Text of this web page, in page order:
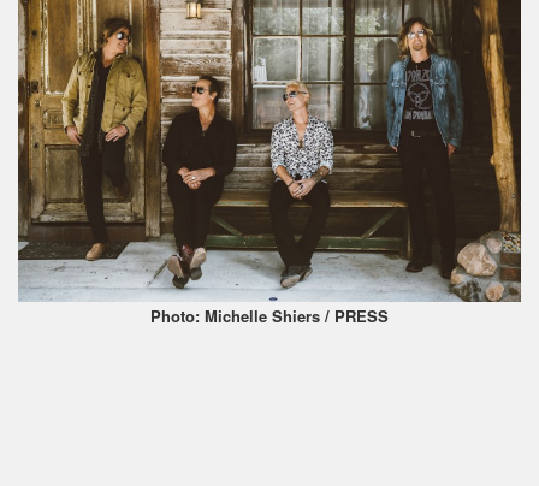
Photo: Michelle Shiers / PRESS